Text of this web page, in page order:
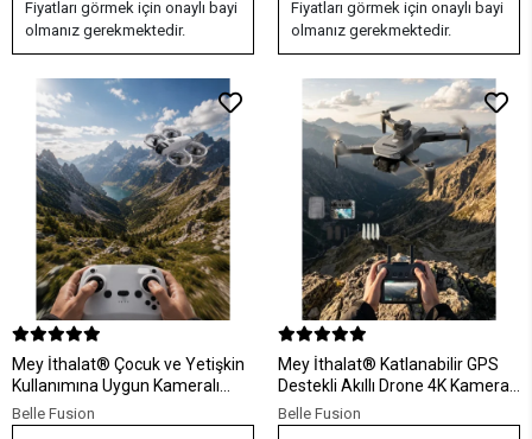
Fiyatları görmek için onaylı bayi
olmanız gerekmektedir.
Fiyatları görmek için onaylı bayi
olmanız gerekmektedir.
Mey İthalat® Çocuk ve Yetişkin
Kullanımına Uygun Kameralı
Akıllı Drone
Belle Fusion
Mey İthalat® Katlanabilir GPS
Destekli Akıllı Drone 4K Kamera
Uzun Uçuş Süresi ve Engel
Algılama Özellikli
Belle Fusion